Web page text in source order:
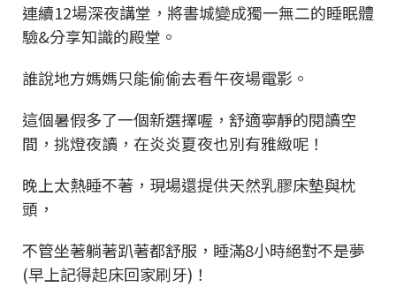
連續12場深夜講堂，將書城變成獨一無二的睡眠體
驗&分享知識的殿堂。
​誰說地方媽媽只能偷偷去看午夜場電影。
這個暑假多了一個新選擇喔，舒適寧靜的閱讀空
間，挑燈夜讀，在炎炎夏夜也別有雅緻呢！
晚上太熱睡不著，現場還提供天然乳膠床墊與枕
頭，
不管坐著躺著趴著都舒服，睡滿8小時絕對不是夢
(早上記得起床回家刷牙)！